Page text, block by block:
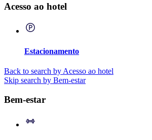
Acesso ao hotel
Estacionamento
Back to search by Acesso ao hotel
Skip search by Bem-estar
Bem-estar